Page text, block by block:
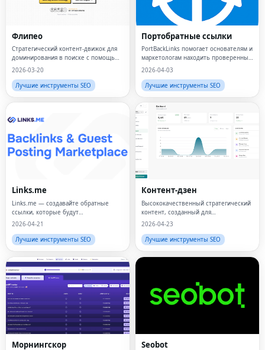
Флипео
Стратегический контент-движок для
доминирования в поиске с помощью
ИИ
2026-03-20
Лучшие инструменты SEO
Портобратные ссылки
PortBackLinks помогает основателям и
маркетологам находить проверенные
возможности обратных ссылок, с
каталоги и управлять статусом
отправки в одном месте.
2026-04-03
Лучшие инструменты SEO
Links.me
Links.me — создавайте обратные
ссылки, которые будут
ранжироваться
2026-04-21
Лучшие инструменты SEO
Контент-дзен
Высококачественный стратегический
контент, созданный для
ранжирования в поисковых системах
интеллекта.
2026-04-23
Лучшие инструменты SEO
Морнингскор Seobot